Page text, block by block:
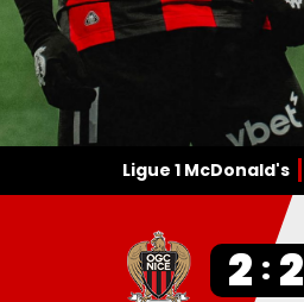
Ligue 1 McDonald's
2 : 2